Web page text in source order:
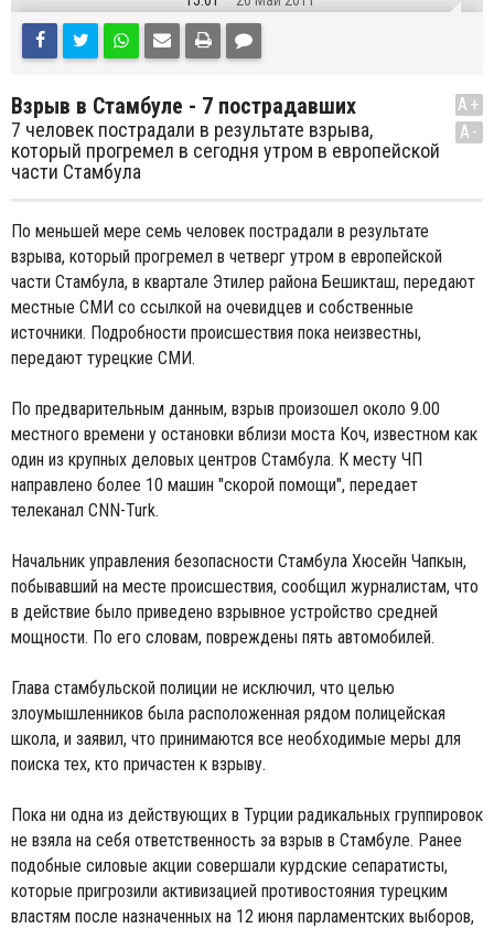
Взрыв в Стамбуле - 7 пострадавших
7 человек пострадали в результате взрыва,
который прогремел в сегодня утром в европейской
части Стамбула
A+
A-
По меньшей мере семь человек пострадали в результате
взрыва, который прогремел в четверг утром в европейской
части Стамбула, в квартале Этилер района Бешикташ, передают
местные СМИ со ссылкой на очевидцев и собственные
источники. Подробности происшествия пока неизвестны,
передают турецкие СМИ.
По предварительным данным, взрыв произошел около 9.00
местного времени у остановки вблизи моста Коч, известном как
один из крупных деловых центров Стамбула. К месту ЧП
направлено более 10 машин "скорой помощи", передает
телеканал CNN-Turk.
Начальник управления безопасности Стамбула Хюсейн Чапкын,
побывавший на месте происшествия, сообщил журналистам, что
в действие было приведено взрывное устройство средней
мощности. По его словам, повреждены пять автомобилей.
Глава стамбульской полиции не исключил, что целью
злоумышленников была расположенная рядом полицейская
школа, и заявил, что принимаются все необходимые меры для
поиска тех, кто причастен к взрыву.
Пока ни одна из действующих в Турции радикальных группировок
не взяла на себя ответственность за взрыв в Стамбуле. Ранее
подобные силовые акции совершали курдские сепаратисты,
которые пригрозили активизацией противостояния турецким
властям после назначенных на 12 июня парламентских выборов,